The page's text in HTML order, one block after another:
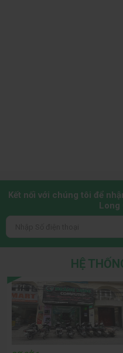
Kết nối với chúng tôi để
Long
HỆ